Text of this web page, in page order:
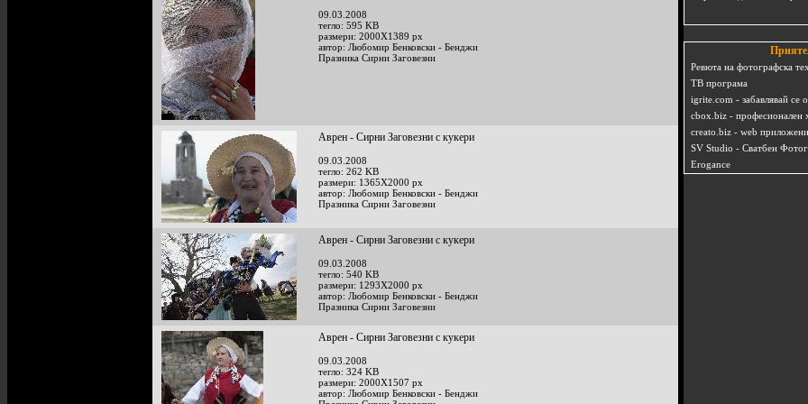
09.03.2008
тегло: 595 KB
размери: 2000X1389 px
автор: Любомир Бенковски - Бенджи
Празника Сирни Заговезни
Аврен - Сирни Заговезни с кукери
09.03.2008
тегло: 262 KB
размери: 1365X2000 px
автор: Любомир Бенковски - Бенджи
Празника Сирни Заговезни
Аврен - Сирни Заговезни с кукери
09.03.2008
тегло: 540 KB
размери: 1293X2000 px
автор: Любомир Бенковски - Бенджи
Празника Сирни Заговезни
Аврен - Сирни Заговезни с кукери
09.03.2008
тегло: 324 KB
размери: 2000X1507 px
автор: Любомир Бенковски - Бенджи
Ревюта на фотографска
ТВ програма
igrite.com - забавлявай се
cbox.biz - професионален
creato.biz - web
SV Studio - Сватбен
Erogance